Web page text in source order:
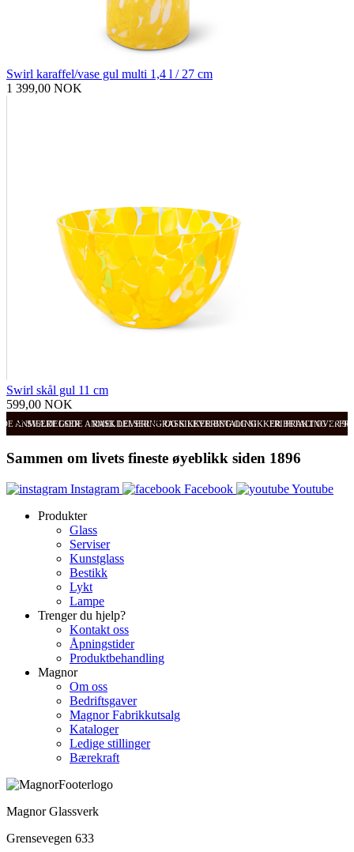
Swirl karaffel/vase gul multi 1,4 l / 27 cm
1 399,00 NOK
Swirl skål gul 11 cm
599,00 NOK
ANMELDELSER RASK LEVERING OG SIKKER BETALING FRI FRAKT OVER
SVÆRT GODE ANMELDELSER RASK LEVERING OG SIKKER BETALING
Sammen om livets fineste øyeblikk siden 1896
Instagram Facebook
Youtube
Produkter
Glass
Serviser
Kunstglass
Bestikk
Lykt
Lampe
Trenger du hjelp?
Kontakt oss
Åpningstider
Produktbehandling
Magnor
Om oss
Bedriftsgaver
Magnor Fabrikkutsalg
Kataloger
Ledige stillinger
Bærekraft
Magnor Glassverk
Grensevegen 633